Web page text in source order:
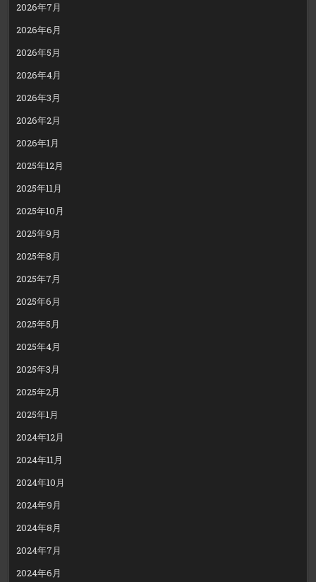
2026年7月
2026年6月
2026年5月
2026年4月
2026年3月
2026年2月
2026年1月
2025年12月
2025年11月
2025年10月
2025年9月
2025年8月
2025年7月
2025年6月
2025年5月
2025年4月
2025年3月
2025年2月
2025年1月
2024年12月
2024年11月
2024年10月
2024年9月
2024年8月
2024年7月
2024年6月